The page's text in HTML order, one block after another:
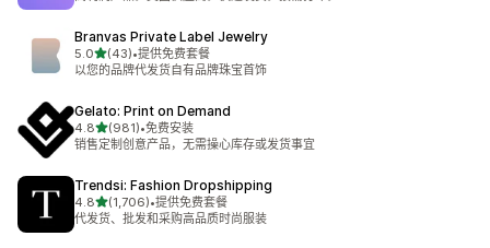
Branvas Private Label Jewelry
5.0星（满分 5 星）
(43)
总共 43 条评论
•提供免费套餐
以您的品牌代发货自有品牌珠宝首饰
Gelato: Print on Demand
4.8星（满分 5 星）
(981)
总共 981 条评论
•免费安装
销售定制创意产品，无需操心库存或发货事宜
Trendsi: Fashion Dropshipping
4.8星（满分 5 星）
(1,706)
总共 1706 条评论
•提供免费套餐
代发货、批发和采购高品质时尚服装